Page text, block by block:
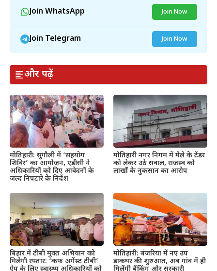
Join WhatsApp Join Now
Join Telegram Join Now
और पढ़ें
मोतिहारी: सुगौली में ‘सहयोग
शिविर’ का आयोजन, एडीसी ने
अधिकारियों को दिए आवेदनों के
जल्द निपटारे के निर्देश
मोतिहारी नगर निगम में मेले के टेंडर
को लेकर उठे सवाल, राजस्व को
लाखों के नुकसान का आरोप
बिहार में टीबी मुक्त अभियान को
मिलेगी रफ्तार: ‘कफ अगेंस्ट टीबी’
मोतिहारी: बंजरिया में नए उप
डाकघर की शुरुआत, अब गांव में ही